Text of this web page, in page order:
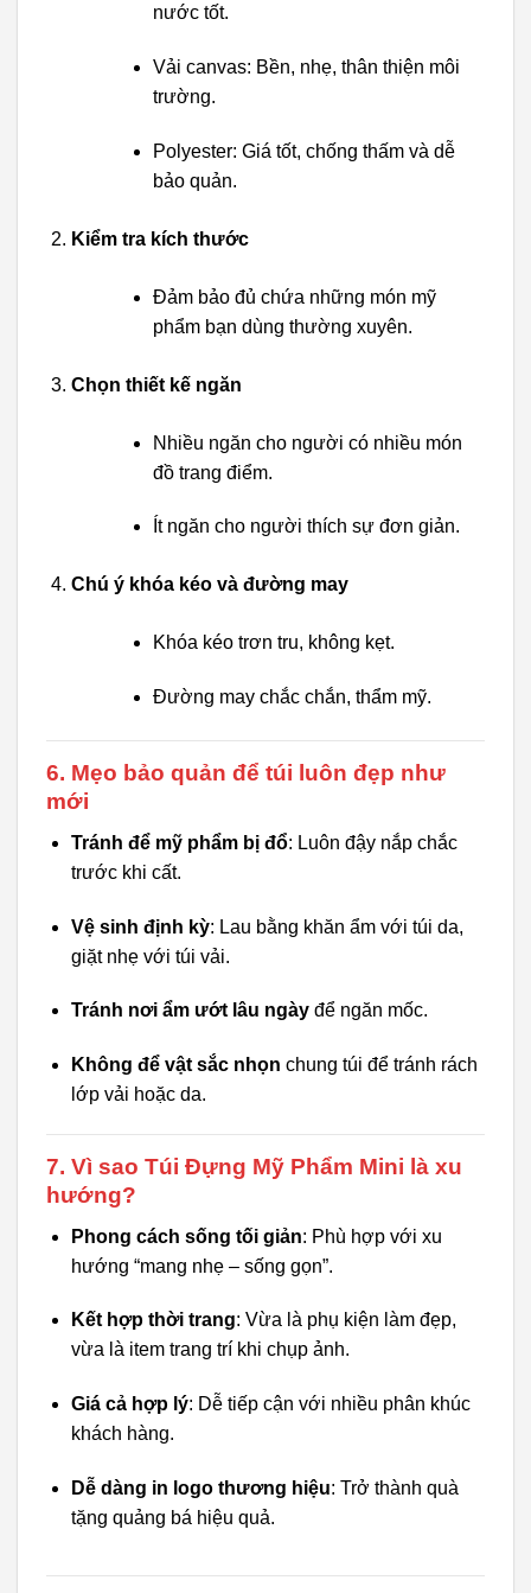
nước tốt.
Vải canvas: Bền, nhẹ, thân thiện môi
trường.
Polyester: Giá tốt, chống thấm và dễ
bảo quản.
Kiểm tra kích thước
Đảm bảo đủ chứa những món mỹ
phẩm bạn dùng thường xuyên.
Chọn thiết kế ngăn
Nhiều ngăn cho người có nhiều món
đồ trang điểm.
Ít ngăn cho người thích sự đơn giản.
Chú ý khóa kéo và đường may
Khóa kéo trơn tru, không kẹt.
Đường may chắc chắn, thẩm mỹ.
6. Mẹo bảo quản để túi luôn đẹp như
mới
Tránh để mỹ phẩm bị đổ: Luôn đậy nắp chắc
trước khi cất.
Vệ sinh định kỳ: Lau bằng khăn ẩm với túi da,
giặt nhẹ với túi vải.
Tránh nơi ẩm ướt lâu ngàyđể ngăn mốc.
Không để vật sắc nhọn chung túi để tránh rách
lớp vải hoặc da.
7. Vì sao Túi Đựng Mỹ Phẩm Mini là xu
hướng?
Phong cách sống tối giản: Phù hợp với xu
hướng “mang nhẹ – sống gọn”.
Kết hợp thời trang: Vừa là phụ kiện làm đẹp,
vừa là item trang trí khi chụp ảnh.
Giá cả hợp lý: Dễ tiếp cận với nhiều phân khúc
khách hàng.
Dễ dàng in logo thương hiệu: Trở thành quà
tặng quảng bá hiệu quả.